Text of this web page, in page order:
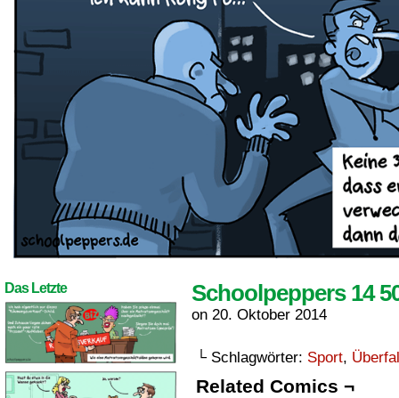
Das Letzte Schoolpeppers 14
on 20. Oktober 2014
└ Schlagwörter: Sport,
Related Comics ¬